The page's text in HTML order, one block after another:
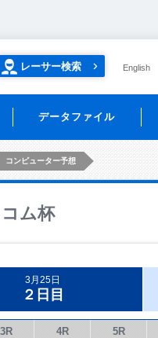
レーサー検索 English
データファイル
コンピューター予想
ム杯
3月25日
２日目
3R 4R 5R